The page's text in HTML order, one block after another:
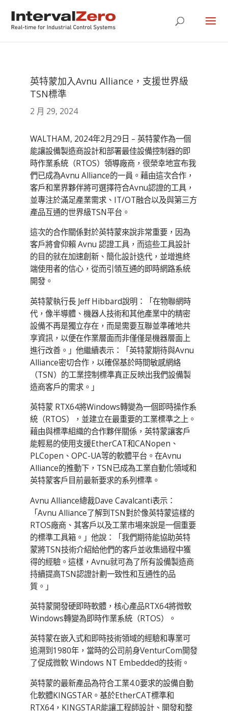
英特蒙加入Avnu Alliance，支援世界級
TSN標準
2 月 29, 2024
WALTHAM, 2024年2月29日 – 英特蒙作為一個
能讓設備製造商設計和部署最佳設備控制器的即
時作業系統（RTOS）領導廠商，很榮幸地宣布我
們已成為Avnu Alliance的一員。藉由這次合作，
客戶和業界夥伴將可選擇符合Avnu認證的工具，
並專注於滿足產業需求、IT/OT融合以及與第三方
產品互通的世界級TSN平台。
這次的合作關係對於英特蒙來說非常重要，因為
客戶將會仰賴 Avnu 認證工具，而這些工具設計
的目的就在加速創新、簡化設計迭代，並增進終
端使用者的信心，從而引領互通的即時網路系統
開發。
英特蒙執行長 Jeff Hibbard說明：「在物聯網時
代，像半導體、機器人技術和其他產業中的精密
設備不再是獨立存在，而是需要互聯並準確地共
享資訊，以便在作業層面而非僅僅是機器層面上
進行改善。」他繼續表示：「英特蒙期待與Avnu
Alliance密切合作，以確保基於時間敏感網絡
（TSN）的工業控制標準真正反映出我們設備製
造商客戶的需求。」
英特蒙 RTX64將Windows轉變為一個即時操作系
統（RTOS），並建立在最重要的工業標準之上。
藉由與標準組織的合作夥伴關係，英特蒙讓客戶
能輕易的使用支援EtherCAT和CANopen、
PLCopen、OPC-UA等的軟體平台。在Avnu
Alliance的推動下，TSN已成為工業自動化領域和
英特蒙客戶目前最新要求的系列標準。
Avnu Alliance總裁Dave Cavalcanti表示：
「Avnu Alliance了解到TSN對於像英特蒙這樣的
RTOS廠商、其客戶以及工業市場來說是一個重要
的標準工具箱。」他說：「我們期待能協助英特
蒙將TSN技術介紹給他們的客戶並收集過程中獲
得的經驗。這樣，Avnu就可為了所有設備製造商
持續提高TSN認證計劃一致性和互通性的品
質。」
英特蒙開發硬即時軟體，核心產品RTX64將微軟
Windows轉變為即時作業系統（RTOS）。
英特蒙在嵌入式和即時技術領域的經驗和專業可
追溯到1980年，當時的公司前身VenturCom開發
了促成微軟 Windows NT Embedded的技術。
英特蒙的最新產品為符合工業4.0要求的設備自動
化軟體KINGSTAR。基於EtherCAT標準和
RTX64，KINGSTAR能讓工程師設計、開發和整